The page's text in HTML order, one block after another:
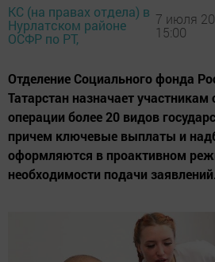
КС (на правах отдела) в
Нурлатском районе
ОСФР по РТ,
7 июля
15:00
Отделение Социального фонда
Татарстан назначает
операции более 20 видов
причем ключевые выплаты и
оформляются в проактивном
необходимости подачи